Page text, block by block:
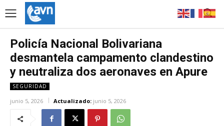
Policía Nacional Bolivariana
desmantela campamento clandestino
y neutraliza dos aeronaves en Apure
SEGURIDAD
junio 5, 2026 Actualizado: junio 5, 2026